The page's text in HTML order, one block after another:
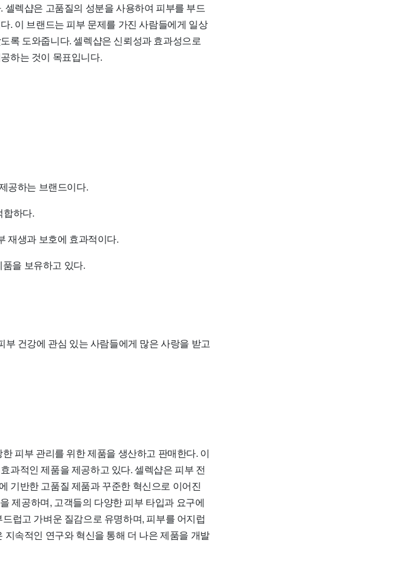
렉샵은 고품질의 성분을 사용하여 피부를 부드
. 이 브랜드는 피부 문제를 가진 사람들에게 일상
록 도와줍니다. 셀렉샵은 신뢰성과 효과성으로
하는 것이 목표입니다.
공하는 브랜드이다.
합하다.
재생과 보호에 효과적이다.
을 보유하고 있다.
건강에 관심 있는 사람들에게 많은 사랑을 받고
피부 관리를 위한 제품을 생산하고 판매한다. 이
과적인 제품을 제공하고 있다. 셀렉샵은 피부 전
기반한 고품질 제품과 꾸준한 혁신으로 이어진
제공하며, 고객들의 다양한 피부 타입과 요구에
럽고 가벼운 질감으로 유명하며, 피부를 어지럽
속적인 연구와 혁신을 통해 더 나은 제품을 개발